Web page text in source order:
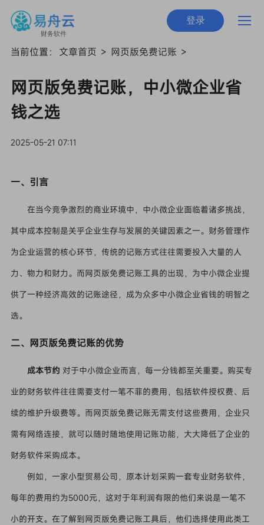
财务软件
登录
当前位置： 文章首页 > 网页版免费记账 >
网页版免费记账，中小微企业省
钱之选
2025-05-21 07:11
一、引言
在当今竞争激烈的商业环境中，中小微企业面临着诸多挑战，
其中成本控制是关乎企业生存与发展的关键因素之一。财务管理作
为企业运营的核心环节，传统的记账方式往往需要投入大量的人
力、物力和财力。而网页版免费记账工具的出现，为中小微企业提
供了一种经济高效的记账途径，成为众多中小微企业省钱的明智之
选。
二、网页版免费记账的优势
成本节约 对于中小微企业而言，每一分钱都至关重要。购买专
业的财务软件往往需要支付一笔不菲的费用，包括软件授权费、后
续的维护升级费等。而网页版免费记账无需支付这些费用，企业只
需有网络连接，就可以随时随地使用记账功能，大大降低了企业的
财务软件采购成本。
例如，一家小型贸易公司，原本计划采购一套专业财务软件，
每年的费用约为5000元，这对于年利润有限的他们来说是一笔不
小的开支。在了解到网页版免费记账工具后，他们选择使用此类工